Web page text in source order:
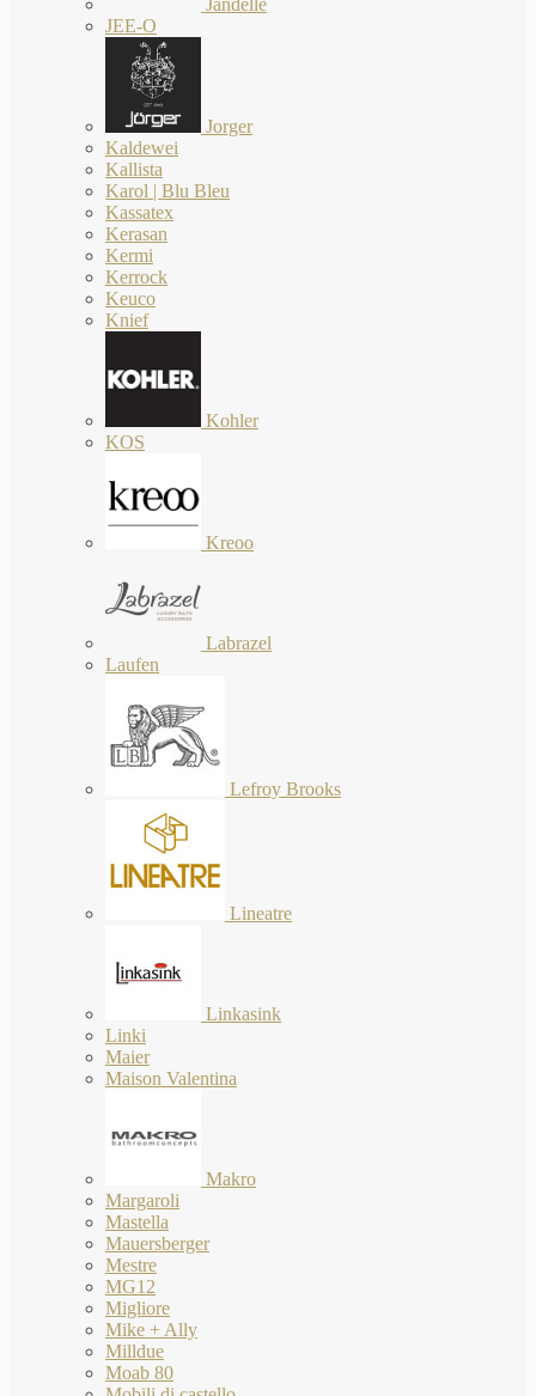
Jandelle
JEE-O
Jorger
Kaldewei
Kallista
Karol | Blu Bleu
Kassatex
Kerasan
Kermi
Kerrock
Keuco
Knief
Kohler
KOS
Kreoo
Labrazel
Laufen
Lefroy Brooks
Lineatre
Linkasink
Linki
Maier
Maison Valentina
Makro
Margaroli
Mastella
Mauersberger
Mestre
MG12
Migliore
Mike + Ally
Milldue
Moab 80